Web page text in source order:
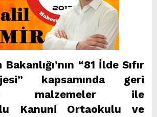
“81 İlde Sıfır
kapsamında geri
malzemeler ile
Kanuni Ortaokulu ve